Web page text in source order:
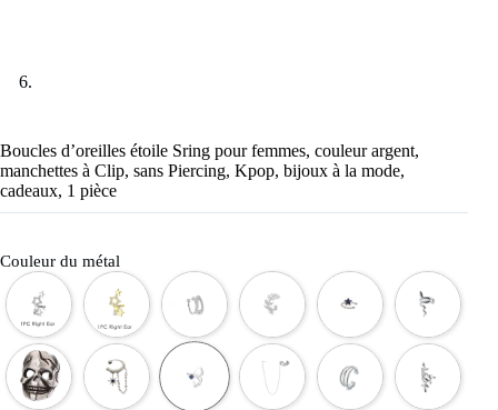
Boucles d’oreilles étoile Sring pour femmes, couleur argent,
manchettes à Clip, sans Piercing, Kpop, bijoux à la mode,
cadeaux, 1 pièce
Couleur du métal